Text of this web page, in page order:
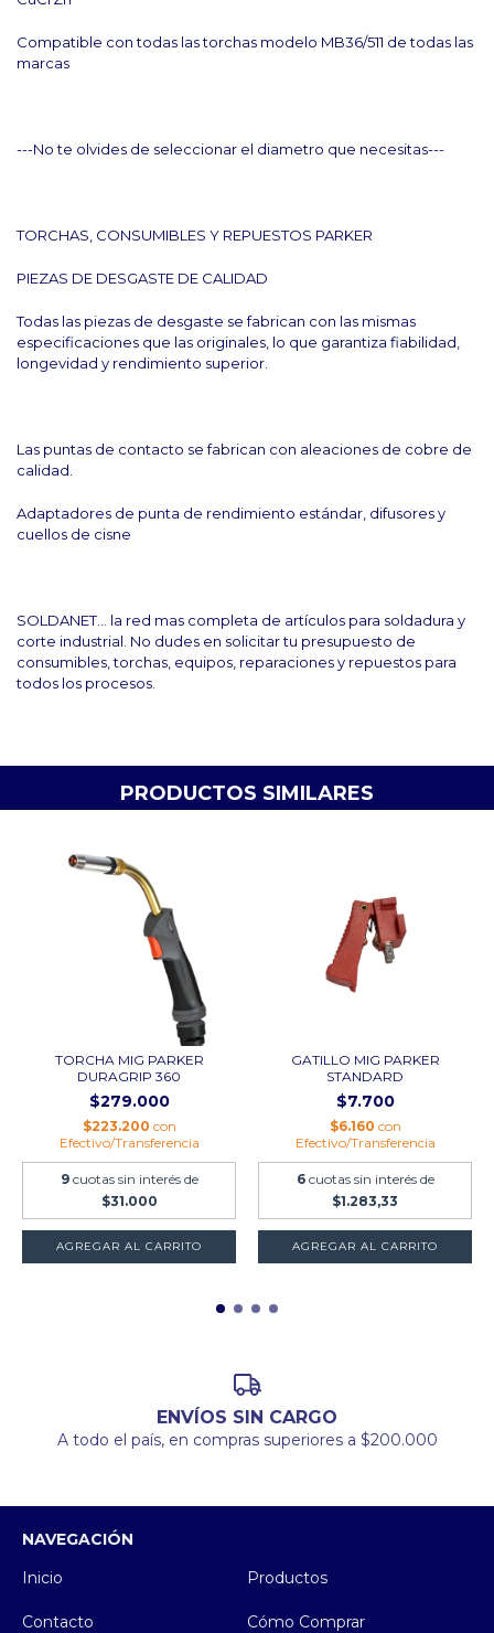
Compatible con todas las torchas modelo MB36/511 de todas las
marcas
---No te olvides de seleccionar el diametro que necesitas---
TORCHAS, CONSUMIBLES Y REPUESTOS PARKER
PIEZAS DE DESGASTE DE CALIDAD
Todas las piezas de desgaste se fabrican con las mismas
especificaciones que las originales, lo que garantiza fiabilidad,
longevidad y rendimiento superior.
Las puntas de contacto se fabrican con aleaciones de cobre de
calidad.
Adaptadores de punta de rendimiento estándar, difusores y
cuellos de cisne
SOLDANET... la red mas completa de artículos para soldadura y
corte industrial. No dudes en solicitar tu presupuesto de
consumibles, torchas, equipos, reparaciones y repuestos para
todos los procesos.
PRODUCTOS SIMILARES
TORCHA MIG PARKER
DURAGRIP 360
$279.000
$223.200 con
Efectivo/Transferencia
9 cuotas sin interés de
$31.000
AGREGAR AL CARRITO
GATILLO MIG PARKER
STANDARD
$7.700
$6.160 con
Efectivo/Transferencia
6 cuotas sin interés de
$1.283,33
ENVÍOS SIN CARGO
A todo el país, en compras superiores a $200.000
NAVEGACIÓN
Inicio
Productos
Contacto Cómo Comprar